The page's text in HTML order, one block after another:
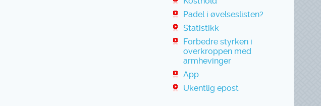
Padel i øvelseslisten?
Statistikk
Forbedre styrken i
overkroppen med
armhevinger
App
Ukentlig epost